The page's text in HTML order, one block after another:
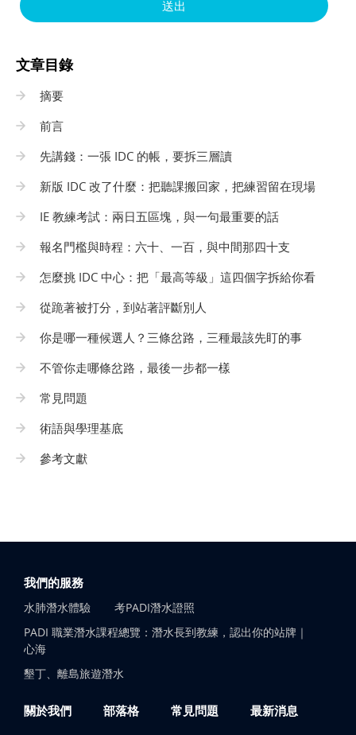
送出
文章目錄
摘要
前言
先講錢：一張 IDC 的帳，要拆三層讀
新版 IDC 改了什麼：把聽課搬回家，把練習留在現場
IE 教練考試：兩日五區塊，與一句最重要的話
報名門檻與時程：六十、一百，與中間那四十支
怎麼挑 IDC 中心：把「最高等級」這四個字拆給你看
從跪著被打分，到站著評斷別人
你是哪一種候選人？三條岔路，三種最該先盯的事
不管你走哪條岔路，最後一步都一樣
常見問題
術語與學理基底
參考文獻
我們的服務
水肺潛水體驗
考PADI潛水證照
PADI 職業潛水課程總覽：潛水長到教練，認出你的站牌｜
心海
墾丁、離島旅遊潛水
關於我們 部落格 常見問題 最新消息